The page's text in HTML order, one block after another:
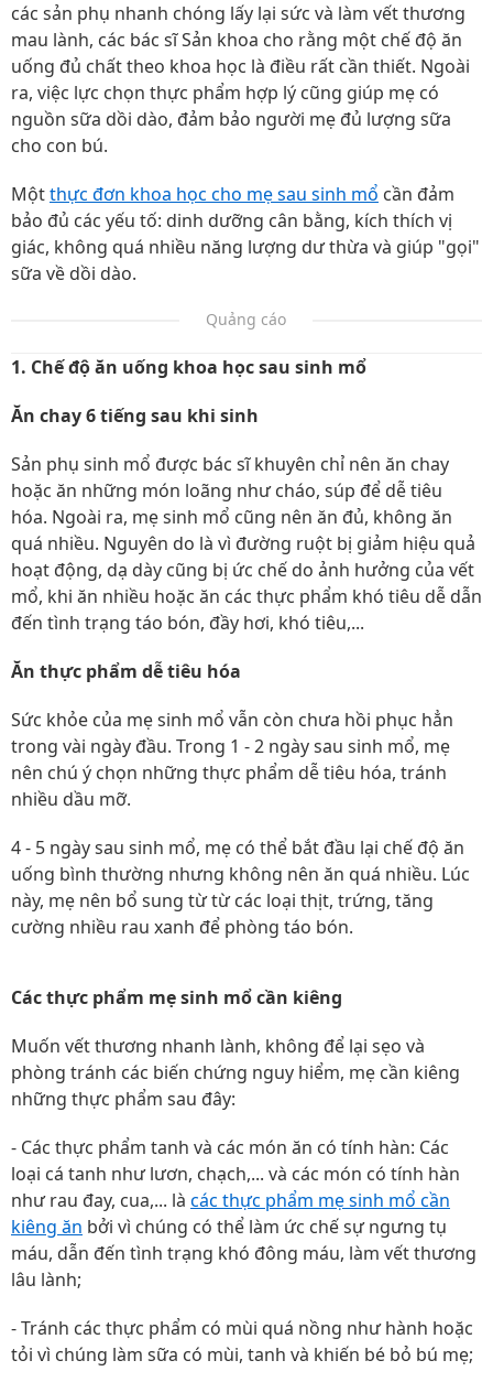
các sản phụ nhanh chóng lấy lại sức và làm vết thương
mau lành, các bác sĩ Sản khoa cho rằng một chế độ ăn
uống đủ chất theo khoa học là điều rất cần thiết. Ngoài
ra, việc lực chọn thực phẩm hợp lý cũng giúp mẹ có
nguồn sữa dồi dào, đảm bảo người mẹ đủ lượng sữa
cho con bú.
Mộtthực đơn khoa học cho mẹ sau sinh mổ cần đảm
bảo đủ các yếu tố: dinh dưỡng cân bằng, kích thích vị
giác, không quá nhiều năng lượng dư thừa và giúp "gọi"
sữa về dồi dào.
Quảng cáo
1. Chế độ ăn uống khoa học sau sinh mổ
Ăn chay 6 tiếng sau khi sinh
Sản phụ sinh mổ được bác sĩ khuyên chỉ nên ăn chay
hoặc ăn những món loãng như cháo, súp để dễ tiêu
hóa. Ngoài ra, mẹ sinh mổ cũng nên ăn đủ, không ăn
quá nhiều. Nguyên do là vì đường ruột bị giảm hiệu quả
hoạt động, dạ dày cũng bị ức chế do ảnh hưởng của vết
mổ, khi ăn nhiều hoặc ăn các thực phẩm khó tiêu dễ dẫn
đến tình trạng táo bón, đầy hơi, khó tiêu,...
Ăn thực phẩm dễ tiêu hóa
Sức khỏe của mẹ sinh mổ vẫn còn chưa hồi phục hẳn
trong vài ngày đầu. Trong 1 - 2 ngày sau sinh mổ, mẹ
nên chú ý chọn những thực phẩm dễ tiêu hóa, tránh
nhiều dầu mỡ.
4 - 5 ngày sau sinh mổ, mẹ có thể bắt đầu lại chế độ ăn
uống bình thường nhưng không nên ăn quá nhiều. Lúc
này, mẹ nên bổ sung từ từ các loại thịt, trứng, tăng
cường nhiều rau xanh để phòng táo bón.
Các thực phẩm mẹ sinh mổ cần kiêng
Muốn vết thương nhanh lành, không để lại sẹo và
phòng tránh các biến chứng nguy hiểm, mẹ cần kiêng
những thực phẩm sau đây:
- Các thực phẩm tanh và các món ăn có tính hàn: Các
loại cá tanh như lươn, chạch,... và các món có tính hàn
như rau đay, cua,... là các thực phẩm mẹ sinh mổ cần
kiêng ăn bởi vì chúng có thể làm ức chế sự ngưng tụ
máu, dẫn đến tình trạng khó đông máu, làm vết thương
lâu lành;
- Tránh các thực phẩm có mùi quá nồng như hành hoặc
tỏi vì chúng làm sữa có mùi, tanh và khiến bé bỏ bú mẹ;